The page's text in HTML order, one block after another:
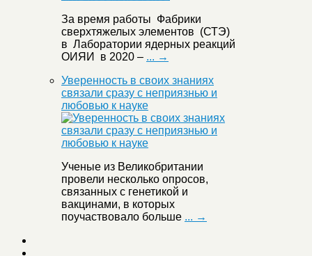
За время работы Фабрики
сверхтяжелых элементов (СТЭ)
в Лаборатории ядерных реакций
ОИЯИ в 2020 – ... →
Уверенность в своих знаниях
связали сразу с неприязнью и
любовью к науке
Ученые из Великобритании
провели несколько опросов,
связанных с генетикой и
вакцинами, в которых
поучаствовало больше ... →